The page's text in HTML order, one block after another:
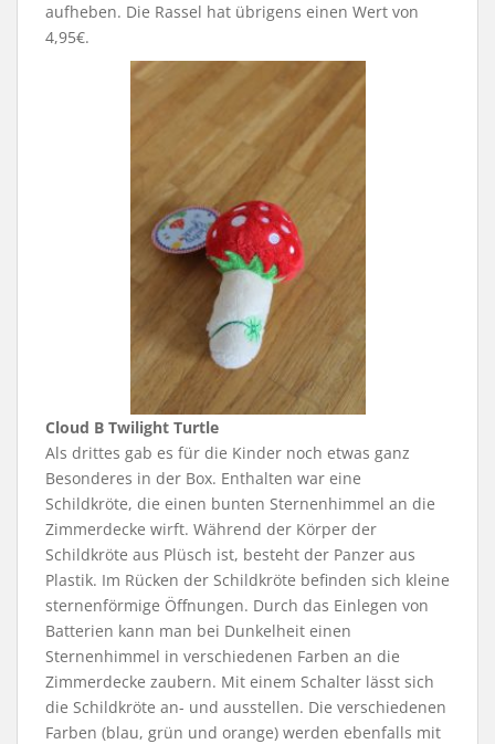
aufheben. Die Rassel hat übrigens einen Wert von
4,95€.
Cloud B Twilight Turtle
Als drittes gab es für die Kinder noch etwas ganz
Besonderes in der Box. Enthalten war eine
Schildkröte, die einen bunten Sternenhimmel an die
Zimmerdecke wirft. Während der Körper der
Schildkröte aus Plüsch ist, besteht der Panzer aus
Plastik. Im Rücken der Schildkröte befinden sich kleine
sternenförmige Öffnungen. Durch das Einlegen von
Batterien kann man bei Dunkelheit einen
Sternenhimmel in verschiedenen Farben an die
Zimmerdecke zaubern. Mit einem Schalter lässt sich
die Schildkröte an- und ausstellen. Die verschiedenen
Farben (blau, grün und orange) werden ebenfalls mit